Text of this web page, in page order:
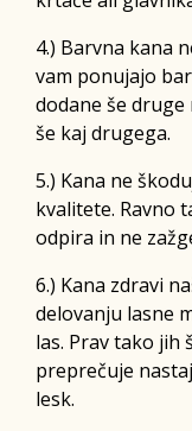
4.) Barvna kana
vam ponujajo
dodane še
še kaj drugega.
5.) Kana ne
kvalitete. Ravno
odpira in ne
6.) Kana zdravi
delovanju lasne
las. Prav tako jih
preprečuje
lesk.